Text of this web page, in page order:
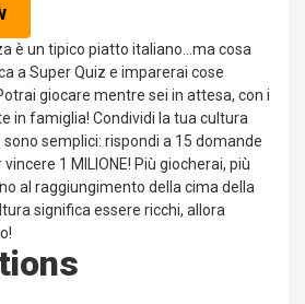
è un tipico piatto italiano...ma cosa
a Super Quiz e imparerai cose
giocare mentre sei in attesa, con i
in famiglia! Condividi la tua cultura
semplici: rispondi a 15 domande
1 MILIONE! Più giocherai, più
al raggiungimento della cima della
significa essere ricchi, allora